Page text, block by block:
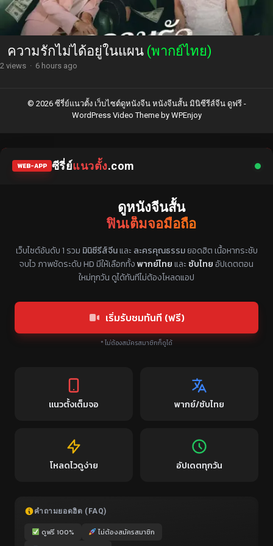
ความรักไม่ได้อยู่ในแผน (พากย์ไทย)
2 views · 6 hours ago
© 2026 ซีรี่ย์แนวตั้ง เว็บไซต์ดูหนังจีน หนังจีนสั้น มินิซีรีส์จีน ดูฟรี -
WordPress Video Themeby WPEnjoy
WEB-APP ซีรี่ย์แนวตั้ง.com
ดูหนังจีนสั้น
ฟินเต็มจอมือถือ
เว็บไซต์อันดับ 1 รวม มินิซีรีส์จีนและ ละครคุณธรรมยอดฮิต เนื้อหากระชับ
จบไว ภาพชัดระดับ HD มีให้เลือกทั้งพากย์ไทยและ ซับไทยอัปเดตตอน
ใหม่ทุกวัน ดูได้ทันทีไม่ต้องโหลดแอป
เริ่มรับชมทันที (ฟรี)
* ไม่ต้องสมัครสมาชิกก็ดูได้
แนวตั้งเต็มจอ พากย์/ซับไทย
โหลดไวดูง่าย อัปเดตทุกวัน
คำถามยอดฮิต (FAQ)
ดูฟรี 100%
ไม่ต้องสมัครสมาชิก